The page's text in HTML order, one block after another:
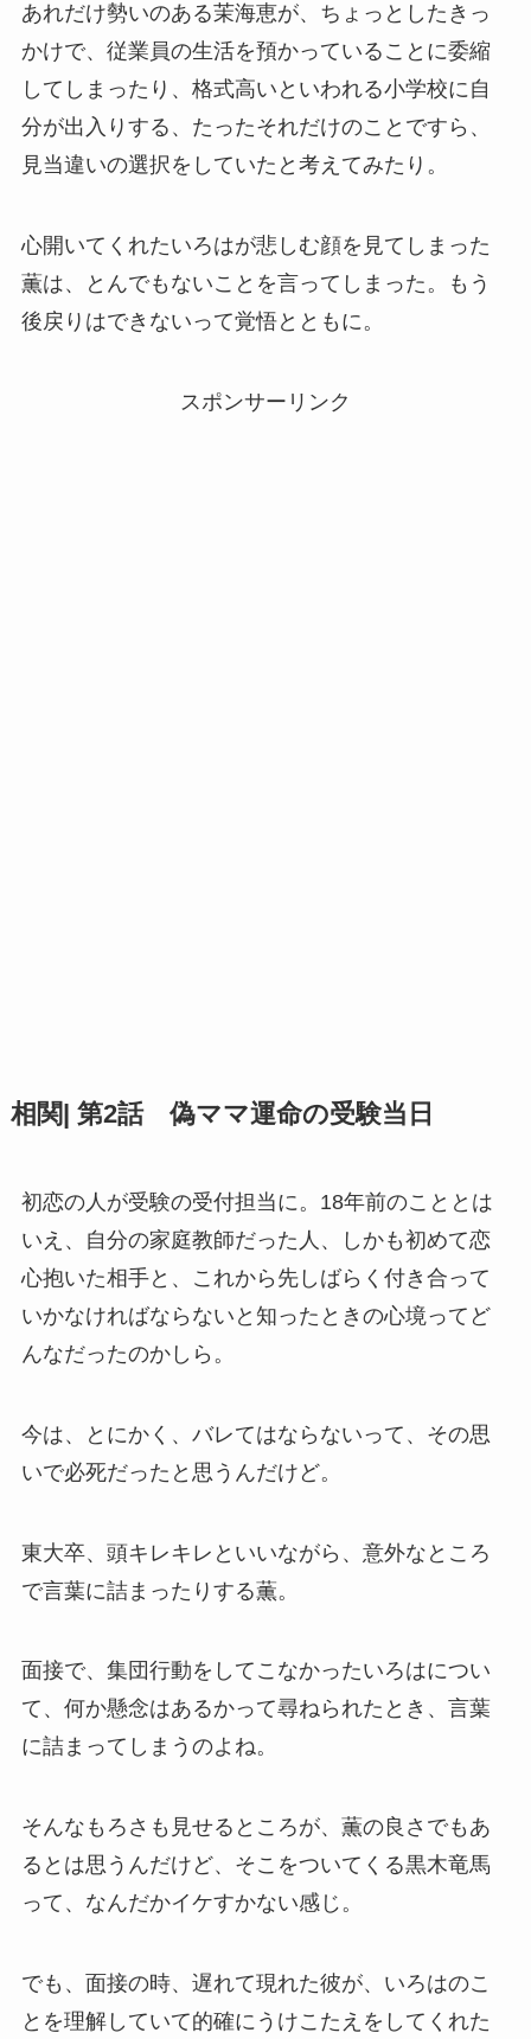
あれだけ勢いのある茉海恵が、ちょっとしたきっ
かけで、従業員の生活を預かっていることに委縮
してしまったり、格式高いといわれる小学校に自
分が出入りする、たったそれだけのことですら、
見当違いの選択をしていたと考えてみたり。
心開いてくれたいろはが悲しむ顔を見てしまった
薫は、とんでもないことを言ってしまった。もう
後戻りはできないって覚悟とともに。
スポンサーリンク
相関| 第2話 偽ママ運命の受験当日
初恋の人が受験の受付担当に。18年前のこととは
いえ、自分の家庭教師だった人、しかも初めて恋
心抱いた相手と、これから先しばらく付き合って
いかなければならないと知ったときの心境ってど
んなだったのかしら。
今は、とにかく、バレてはならないって、その思
いで必死だったと思うんだけど。
東大卒、頭キレキレといいながら、意外なところ
で言葉に詰まったりする薫。
面接で、集団行動をしてこなかったいろはについ
て、何か懸念はあるかって尋ねられたとき、言葉
に詰まってしまうのよね。
そんなもろさも見せるところが、薫の良さでもあ
るとは思うんだけど、そこをついてくる黒木竜馬
って、なんだかイケすかない感じ。
でも、面接の時、遅れて現れた彼が、いろはのこ
とを理解していて的確にうけこたえをしてくれた